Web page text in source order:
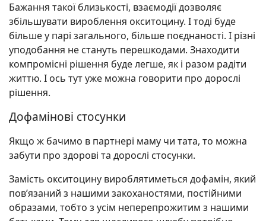
Бажання такої близькості, взаємодії дозволяє
збільшувати вироблення окситоцину. І тоді буде
більше у парі загального, більше поєднаності. І різні
уподобання не стануть перешкодами. Знаходити
компромісні рішення буде легше, як і разом радіти
життю. І ось тут уже можна говорити про дорослі
рішення.
Дофамінові стосунки
Якщо ж бачимо в партнері маму чи тата, то можна
забути про здорові та дорослі стосунки.
Замість окситоцину вироблятиметься дофамін, який
пов’язаний з нашими закоханостями, постійними
образами, тобто з усім неперепрожитим з нашими